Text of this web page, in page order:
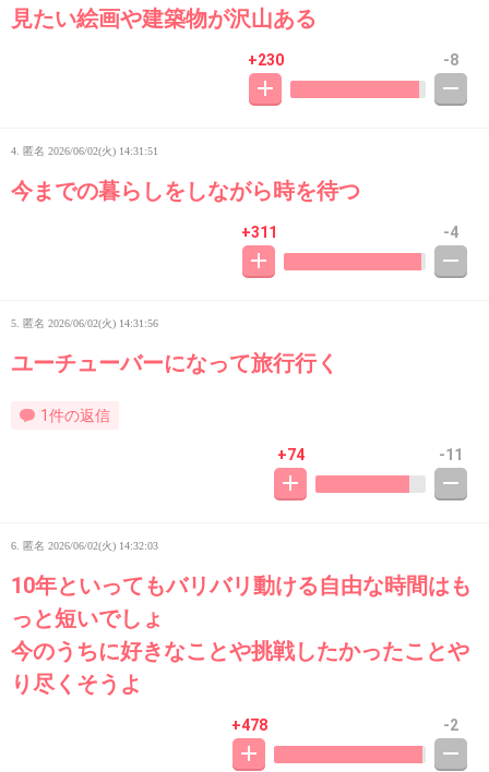
見たい絵画や建築物が沢山ある
+230 -8
4. 匿名 2026/06/02(火) 14:31:51
今までの暮らしをしながら時を待つ
+311 -4
5. 匿名 2026/06/02(火) 14:31:56
ユーチューバーになって旅行行く
1件の返信
+74 -11
6. 匿名 2026/06/02(火) 14:32:03
10年といってもバリバリ動ける自由な時間はも
っと短いでしょ
今のうちに好きなことや挑戦したかったことや
り尽くそうよ
+478 -2